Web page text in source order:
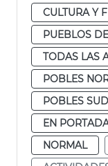
CULTURA Y
PUEBLOS
TODAS LAS
POBLES
POBLES SUD
EN
NORMAL